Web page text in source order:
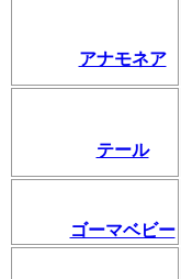
アナモネア
テール
ゴーマベビー